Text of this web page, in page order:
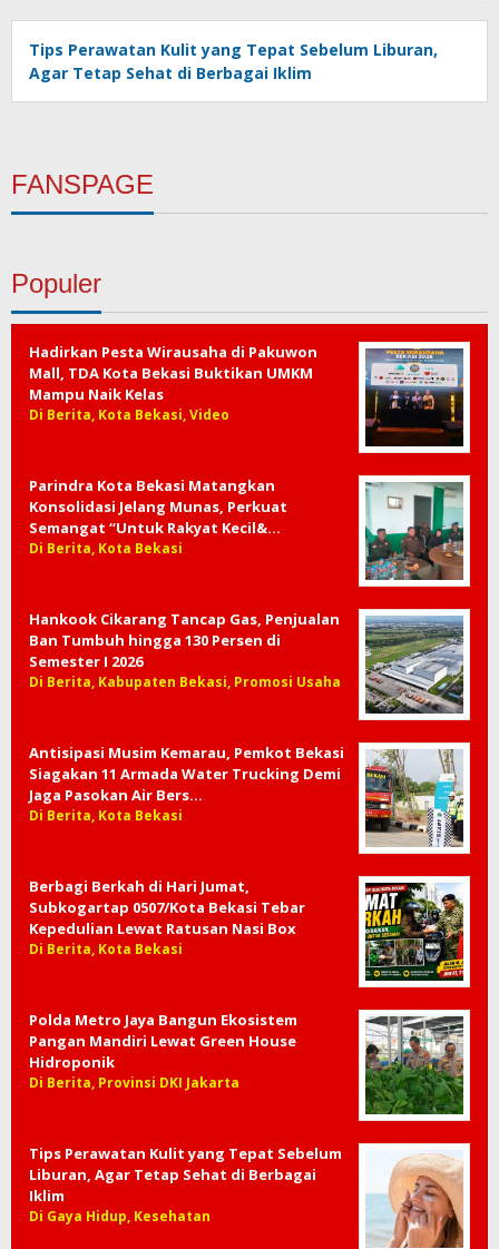
Tips Perawatan Kulit yang Tepat Sebelum Liburan,
Agar Tetap Sehat di Berbagai Iklim
FANSPAGE
Populer
Hadirkan Pesta Wirausaha di Pakuwon
Mall, TDA Kota Bekasi Buktikan UMKM
Mampu Naik Kelas
Di Berita, Kota Bekasi, Video
Parindra Kota Bekasi Matangkan
Konsolidasi Jelang Munas, Perkuat
Semangat “Untuk Rakyat Kecil&…
Di Berita, Kota Bekasi
Hankook Cikarang Tancap Gas, Penjualan
Ban Tumbuh hingga 130 Persen di
Semester I 2026
Di Berita, Kabupaten Bekasi, Promosi Usaha
Antisipasi Musim Kemarau, Pemkot Bekasi
Siagakan 11 Armada Water Trucking Demi
Jaga Pasokan Air Bers…
Di Berita, Kota Bekasi
Berbagi Berkah di Hari Jumat,
Subkogartap 0507/Kota Bekasi Tebar
Kepedulian Lewat Ratusan Nasi Box
Di Berita, Kota Bekasi
Polda Metro Jaya Bangun Ekosistem
Pangan Mandiri Lewat Green House
Hidroponik
Di Berita, Provinsi DKI Jakarta
Tips Perawatan Kulit yang Tepat Sebelum
Liburan, Agar Tetap Sehat di Berbagai
Iklim
Di Gaya Hidup, Kesehatan